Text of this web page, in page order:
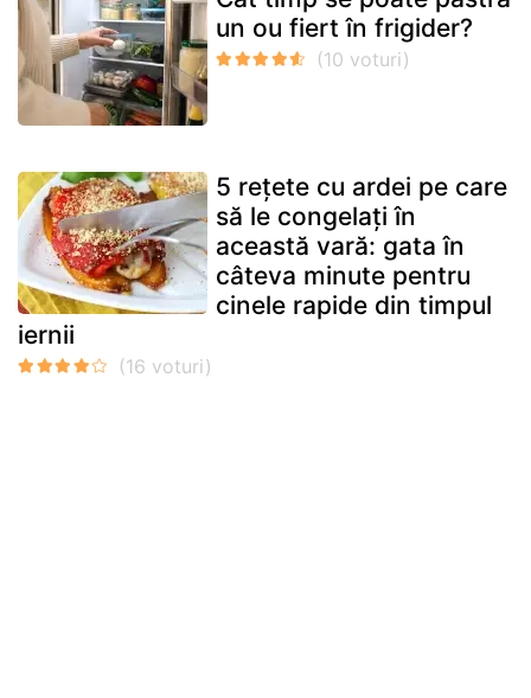
un ou fiert în frigider?
5 rețete cu ardei pe care
să le congelați în
această vară: gata în
câteva minute pentru
cinele rapide din timpul
iernii